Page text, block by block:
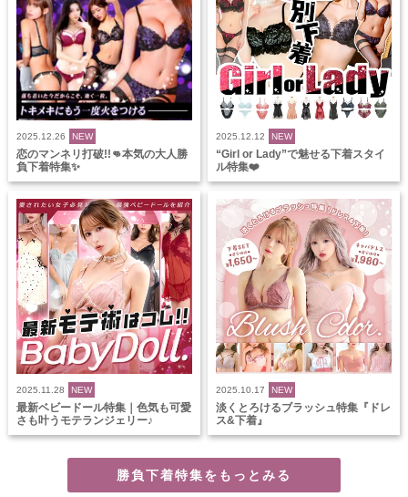
2025.12.26 NEW
恋のマンネリ打破!!👊本気の大人勝
負下着特集✨
2025.12.12 NEW
“Girl or Lady”で魅せる下着スタイ
ル特集❤️
2025.11.28 NEW
最新ベビードール特集｜色気も可愛
さも叶うモテランジェリー♪
2025.10.17 NEW
淡くとろけるブラッシュ特集『ドレ
ス&下着』
勝負下着特集をもっとみる